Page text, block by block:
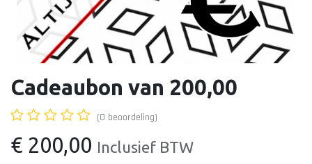
Cadeaubon van 200,00
(0 beoordeling)
€ 200,00 Inclusief BTW